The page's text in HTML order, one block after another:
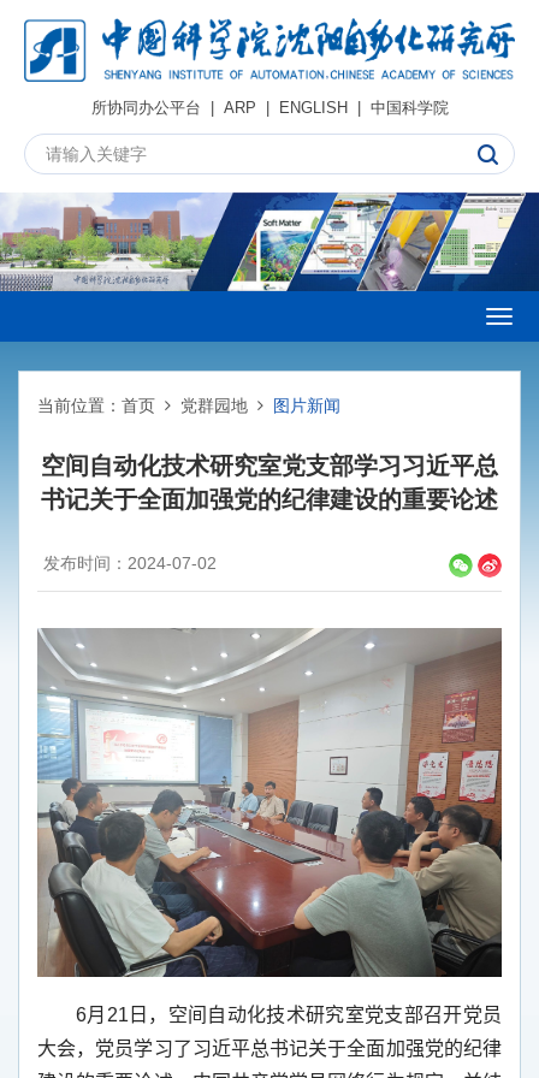
所协同办公平台 | ARP | ENGLISH| 中国科学院
当前位置： 首页 党群园地 图片新闻
空间自动化技术研究室党支部学习习近平总
书记关于全面加强党的纪律建设的重要论述
发布时间：2024-07-02
6月 21 日，空间自动化技术研究室党支部召开党员
大会，党员学习了习近平总书记关于全面加强党的纪律